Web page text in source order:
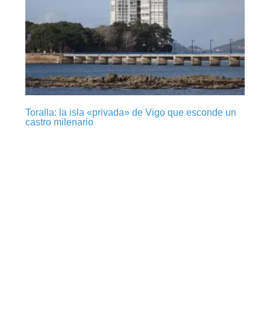
Toralla: la isla «privada» de Vigo que esconde un
castro milenario